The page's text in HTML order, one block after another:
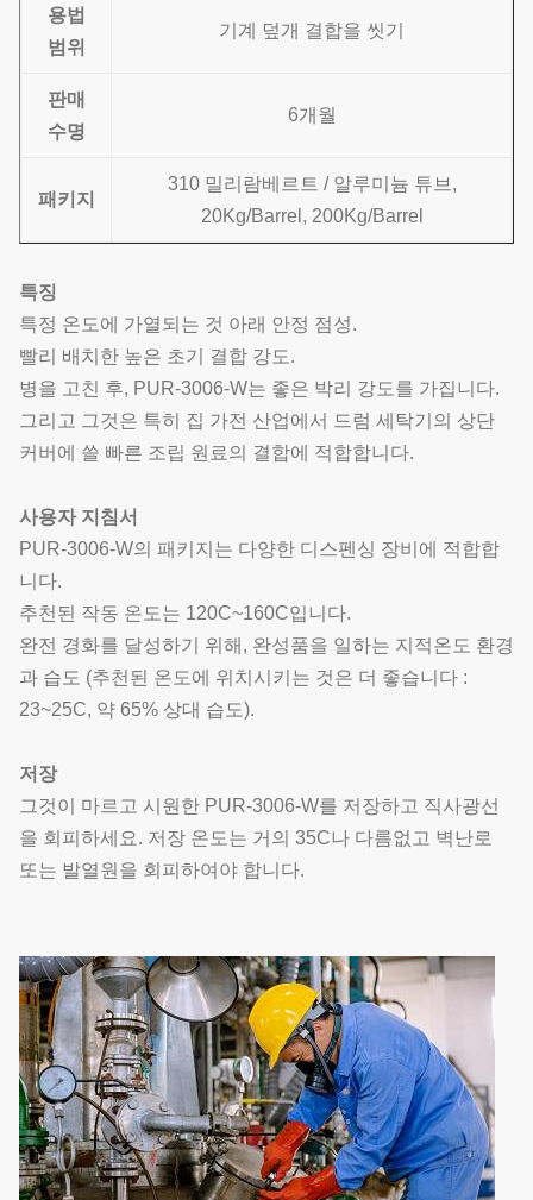
용법
범위
기계 덮개 결합을 씻기
판매
수명
6개월
패키지
310 밀리람베르트 / 알루미늄 튜브,
20Kg/Barrel, 200Kg/Barrel
특징
특정 온도에 가열되는 것 아래 안정 점성.
빨리 배치한 높은 초기 결합 강도.
병을 고친 후, PUR-3006-W는 좋은 박리 강도를 가집니다.
그리고 그것은 특히 집 가전 산업에서 드럼 세탁기의 상단
커버에 쓸 빠른 조립 원료의 결합에 적합합니다.
사용자 지침서
PUR-3006-W의 패키지는 다양한 디스펜싱 장비에 적합합
니다.
추천된 작동 온도는 120C~160C입니다.
완전 경화를 달성하기 위해, 완성품을 일하는 지적온도 환경
과 습도 (추천된 온도에 위치시키는 것은 더 좋습니다 :
23~25C, 약 65% 상대 습도).
저장
그것이 마르고 시원한 PUR-3006-W를 저장하고 직사광선
을 회피하세요. 저장 온도는 거의 35C나 다름없고 벽난로
또는 발열원을 회피하여야 합니다.